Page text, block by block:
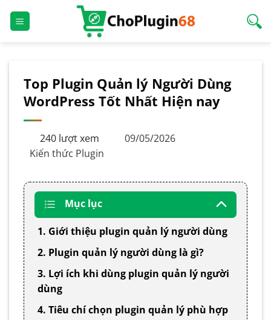
qua
Top Plugin Quản lý Người Dùng
WordPress Tốt Nhất Hiện nay
240 lượt xem
09/05/2026
Kiến thức Plugin
Mục lục
1. Giới thiệu plugin quản lý người dùng
2. Plugin quản lý người dùng là gì?
3. Lợi ích khi dùng plugin quản lý người
dùng
4. Tiêu chí chọn plugin quản lý phù hợp